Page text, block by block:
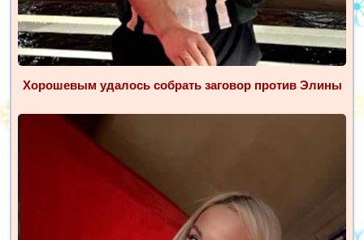
Хорошевым удалось собрать заговор против Элины